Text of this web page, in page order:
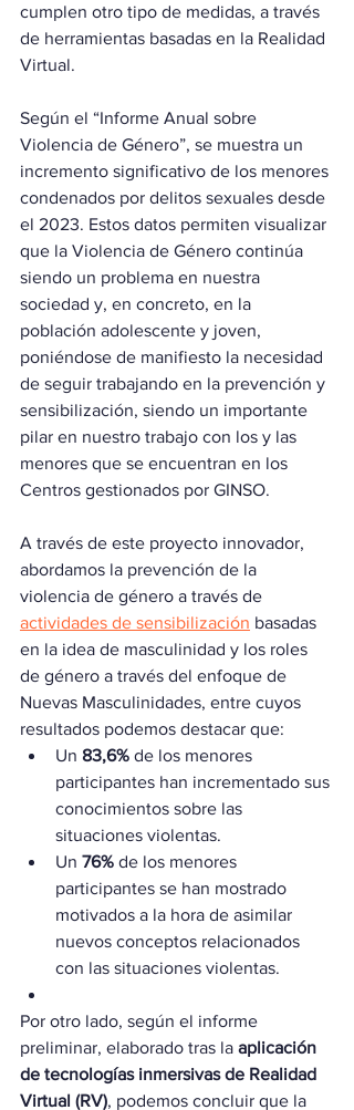
cumplen otro tipo de medidas, a través
de herramientas basadas en la Realidad
Virtual.
Según el “Informe Anual sobre
Violencia de Género”, se muestra un
incremento significativo de los menores
condenados por delitos sexuales desde
el 2023. Estos datos permiten visualizar
que la Violencia de Género continúa
siendo un problema en nuestra
sociedad y, en concreto, en la
población adolescente y joven,
poniéndose de manifiesto la necesidad
de seguir trabajando en la prevención y
sensibilización, siendo un importante
pilar en nuestro trabajo con los y las
menores que se encuentran en los
Centros gestionados por GINSO.
A través de este proyecto innovador,
abordamos la prevención de la
violencia de género a través de
actividades de sensibilización basadas
en la idea de masculinidad y los roles
de género a través del enfoque de
Nuevas Masculinidades, entre cuyos
resultados podemos destacar que:
Un 83,6% de los menores
participantes han incrementado sus
conocimientos sobre las
situaciones violentas.
Un 76% de los menores
participantes se han mostrado
motivados a la hora de asimilar
nuevos conceptos relacionados
con las situaciones violentas.
Por otro lado, según el informe
preliminar, elaborado tras la aplicación
de tecnologías inmersivas de Realidad
Virtual (RV), podemos concluir que la